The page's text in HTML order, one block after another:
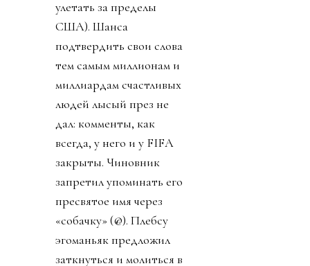
улетать за пределы
США). Шанса
подтвердить свои слова
тем самым миллионам и
миллиардам счастливых
людей лысый през не
дал: комменты, как
всегда, у него и у FIFA
закрыты. Чиновник
запретил упоминать его
пресвятое имя через
«собачку» (@). Плебсу
эгоманьяк предложил
заткнуться и молиться в